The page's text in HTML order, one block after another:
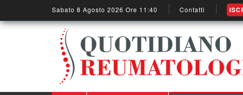
Sabato 8 Agosto 2026 Ore 11:40 Contatti